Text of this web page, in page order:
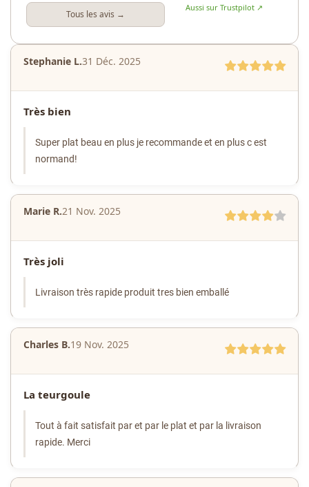
Tous les avis →
Aussi sur Trustpilot ↗
Stephanie L.31 Déc. 2025
Très bien
Super plat beau en plus je recommande et en plus c est
normand!
Marie R.21 Nov. 2025
Très joli
Livraison très rapide produit tres bien emballé
Charles B.19 Nov. 2025
La teurgoule
Tout à fait satisfait par et par le plat et par la livraison
rapide. Merci